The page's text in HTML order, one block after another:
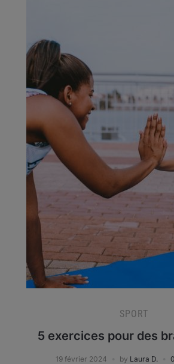
SPORT
5 exercices pour des
19 février 2024 by Laura D.